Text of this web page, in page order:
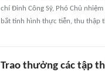
chí Đinh Công Sỹ, Phó Chủ
bắt tình hình thực tiễn, thu thập
Trao thưởng các tập